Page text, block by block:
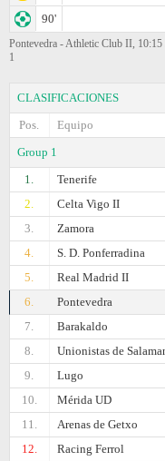
90'
Pontevedra - Athletic Club II,
1
CLASIFICACIONES
Pos.
Equipo
Group 1
1.
Tenerife
2.
Celta Vigo II
3.
Zamora
4.
S. D. Ponferradina
5.
Real Madrid II
6.
Pontevedra
7.
Barakaldo
8.
Unionistas de
9.
Lugo
10.
Mérida UD
11.
Arenas de Getxo
12.
Racing Ferrol